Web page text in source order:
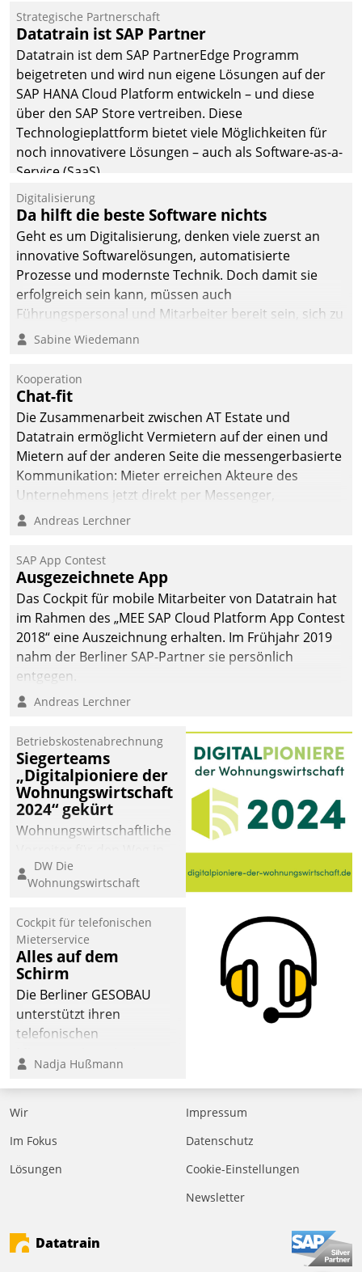
Jahresbeginn eine
Überblick, Einsicht und
Eingriff bietende Lösung.
Zur Entwicklung setzte
man auf
Cloudtechnologie,
bewährte und Startup-
Partner sowie erstmals
agile Projektmethoden.
Strategische Partnerschaft
Datatrain ist SAP Partner
Datatrain ist dem SAP PartnerEdge Programm
beigetreten und wird nun eigene Lösungen auf der
SAP HANA Cloud Platform entwickeln – und diese
über den SAP Store vertreiben. Diese
Technologieplattform bietet viele Möglichkeiten für
noch innovativere Lösungen – auch als Software-as-a-
Service (SaaS).
Digitalisierung
Da hilft die beste Software nichts
Geht es um Digitalisierung, denken viele zuerst an
innovative Softwarelösungen, automatisierte
Prozesse und modernste Technik. Doch damit sie
erfolgreich sein kann, müssen auch
Führungspersonal und Mitarbeiter bereit sein, sich zu
verändern und anzupassen, sonst werden sie an ihr
Sabine Wiedemann
Kooperation
Chat-fit
Die Zusammenarbeit zwischen AT Estate und
Datatrain ermöglicht Vermietern auf der einen und
Mietern auf der anderen Seite die messengerbasierte
Kommunikation: Mieter erreichen Akteure des
Unternehmens jetzt direkt per Messenger,
Mitarbeiter oder Dienstleister empfangen oder
Andreas Lerchner
SAP App Contest
Ausgezeichnete App
Das Cockpit für mobile Mitarbeiter von Datatrain hat
im Rahmen des „MEE SAP Cloud Platform App Contest
2018“ eine Auszeichnung erhalten. Im Frühjahr 2019
nahm der Berliner SAP-Partner sie persönlich
entgegen.
Andreas Lerchner
Betriebskostenabrechnung
Siegerteams
„Digitalpioniere der
Wohnungswirtschaft
2024“ gekürt
Wohnungswirtschaftliche
eine digitale Zukunft zu
finden, ist das Ziel des
der
Wohnungswirtschaft“.
Bewerben können sich
dafür ein Team
bestehend aus
Wohnungsunternehmen
und PropTech.
DW Die
Wohnungswirtschaft
Cockpit für telefonischen
Mieterservice
Alles auf dem
Schirm
Die Berliner GESOBAU
unterstützt ihren
telefonischen
digitalen Cockpit, das
situationsbezogen
passende Fragen und
Eine intuitive
Dialogführung ermöglicht
effizienter zu bearbeiten.
Nadja Hußmann
Wir
Im Fokus
Lösungen
Impressum
Datenschutz
Cookie-Einstellungen
Newsletter
Datatrain